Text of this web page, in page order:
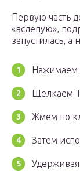
Первую часть
«вслепую»,
запустилась,
Нажимаем
Щелкаем
Жмем по
Затем
Удерживая